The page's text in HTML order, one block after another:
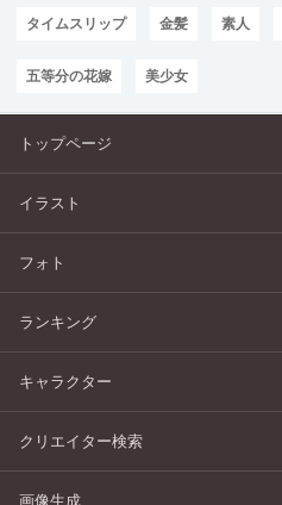
タイムスリップ 金髪 素人
五等分の花嫁 美少女
トップページ
イラスト
フォト
ランキング
キャラクター
クリエイター検索
画像生成